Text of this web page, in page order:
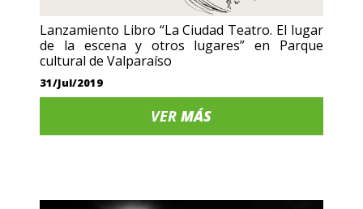
Lanzamiento Libro “La Ciudad Teatro. El lugar
de la escena y otros lugares” en Parque
cultural de Valparaíso
31/Jul/2019
VERMÁS